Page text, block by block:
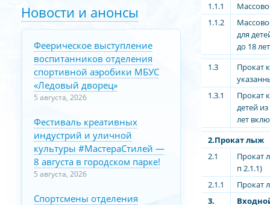
1.1.1
1.1.2
для
до 18
1.3
Прокат
1.3.1
Прокат
детей
лет
2.Прокат лыж
2.1
Прокат
п 2.1.1)
2.1.1
Прокат
3.
Новости и анонсы
Феерическое выступление
воспитанников отделения
спортивной аэробики МБУС
«Ледовый дворец»
5 августа, 2026
Фестиваль креативных
индустрий и уличной
культуры #МастераСтилей —
8 августа в городском парке!
5 августа, 2026
Спортсмены отделения